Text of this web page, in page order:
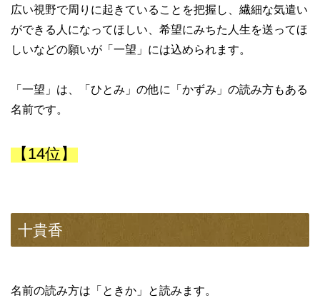
広い視野で周りに起きていることを把握し、繊細な気遣い
ができる人になってほしい、希望にみちた人生を送ってほ
しいなどの願いが「一望」には込められます。
「一望」は、「ひとみ」の他に「かずみ」の読み方もある
名前です。
【14位】
十貴香
名前の読み方は「ときか」と読みます。